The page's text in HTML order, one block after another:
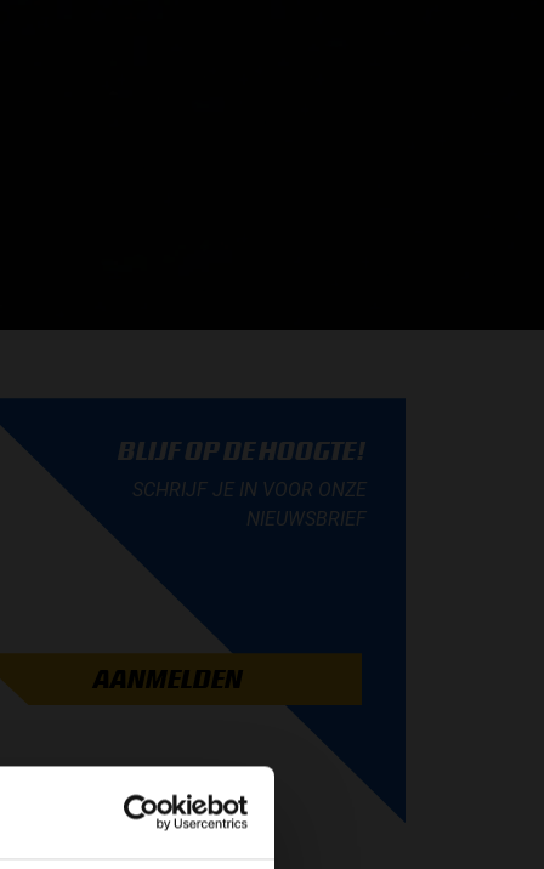
BLIJF OP DE HOOGTE!
SCHRIJF JE IN VOOR ONZE
NIEUWSBRIEF
AANMELDEN